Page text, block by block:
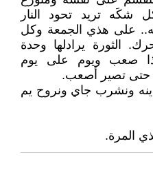
تريد تحود النار
على هذي الجمعة وكل
الثورة يرادلها وحدة
صعب ويوم على يوم
حتى تصير أصعب.
ونشرب جاي ونروح يم
المرة.